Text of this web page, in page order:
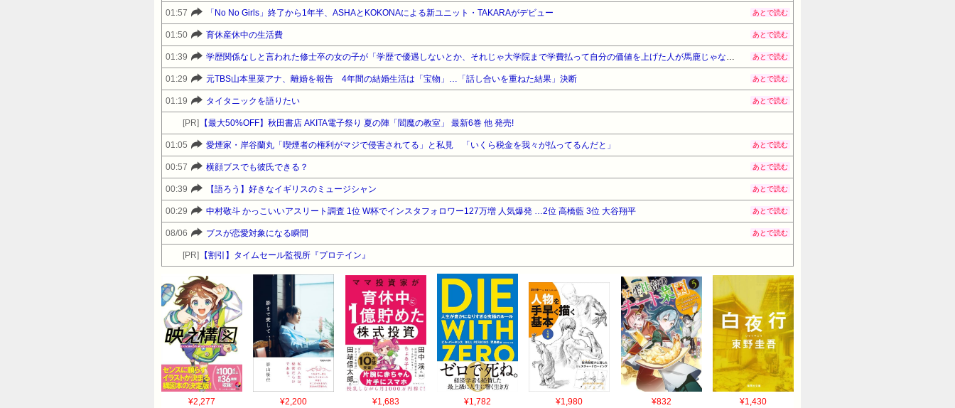
01:57 「No No Girls」終了から1年半、ASHAとKOKONAによる新ユニット・TAKARAがデビュー あとで読む
01:50 育休産休中の生活費 あとで読む
01:39 学歴関係なしと言われた修士卒の女の子が「学歴で優遇しないとか、それじゃ大学院まで学費払って自分の価値を上げた人が馬鹿じゃないですか」と捨て台詞を残し会社を辞めてった あとで読む
01:29 元TBS山本里菜アナ、離婚を報告 4年間の結婚生活は「宝物」…「話し合いを重ねた結果」決断 あとで読む
01:19 タイタニックを語りたい あとで読む
[PR] 【最大50%OFF】秋田書店 AKITA電子祭り 夏の陣「閻魔の教室」 最新6巻 他 発売!
01:05 愛煙家・岸谷蘭丸「喫煙者の権利がマジで侵害されてる」と私見 「いくら税金を我々が払ってるんだと」 あとで読む
00:57 横顔ブスでも彼氏できる？ あとで読む
00:39 【語ろう】好きなイギリスのミュージシャン あとで読む
00:29 中村敬斗 かっこいいアスリート調査 1位 W杯でインスタフォロワー127万増 人気爆発 …2位 高橋藍 3位 大谷翔平 あとで読む
08/06 ブスが恋愛対象になる瞬間 あとで読む
[PR] 【割引】タイムセール監視所『プロテイン』
¥2,277 ¥2,200 ¥1,683 ¥1,782 ¥1,980 ¥832 ¥1,430